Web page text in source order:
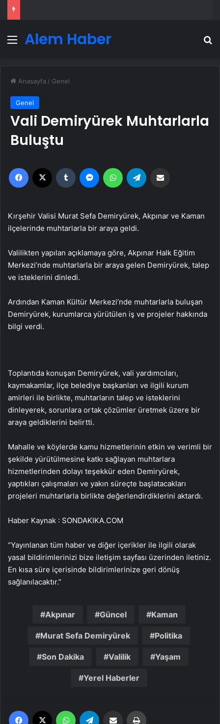
MenüAlem Haber
Anasayfa / Genel
Genel
Vali Demiryürek Muhtarlarla
Buluştu
Facebook Tumblr MessengerWhatsApp
Kırşehir Valisi Murat Sefa Demiryürek, Akpınar ve Kaman
ilçelerinde muhtarlarla bir araya geldi.
Valilikten yapılan açıklamaya göre, Akpınar Halk Eğitim
Merkezi’nde muhtarlarla bir araya gelen Demiryürek, talep
ve isteklerini dinledi.
Ardından Kaman Kültür Merkezi’nde muhtarlarla buluşan
Demiryürek, kurumlarca yürütülen iş ve projeler hakkında
bilgi verdi.
Toplantıda konuşan Demiryürek, vali yardımcıları,
kaymakamlar, ilçe belediye başkanları ve ilgili kurum
amirleri ile birlikte, muhtarların talep ve isteklerini
dinleyerek, sorunlara ortak çözümler üretmek üzere bir
araya geldiklerini belirtti.
Mahalle ve köylerde kamu hizmetlerinin etkin ve verimli bir
şekilde yürütülmesine katkı sağlayan muhtarlara
hizmetlerinden dolayı teşekkür eden Demiryürek,
yaptıkları çalışmaları ve yakın süreçte başlatacakları
projeleri muhtarlarla birlikte değerlendirdiklerini aktardı.
Haber Kaynak : SONDAKIKA.COM
“Yayınlanan tüm haber ve diğer içerikler ile ilgili olarak
yasal bildirimlerinizi bize iletişim sayfası üzerinden iletiniz.
En kısa süre içerisinde bildirimlerinize geri dönüş
sağlanılacaktır.”
Akpınar Güncel Kaman
Murat Sefa Demiryürek Politika
Son Dakika Valilik Yaşam
Yerel Haberler
Facebook WhatsApp Email'den paylaş